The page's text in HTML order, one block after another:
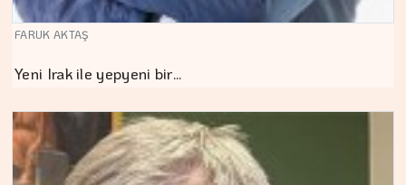
FARUK AKTAŞ
Yeni Irak ile yepyeni bir…